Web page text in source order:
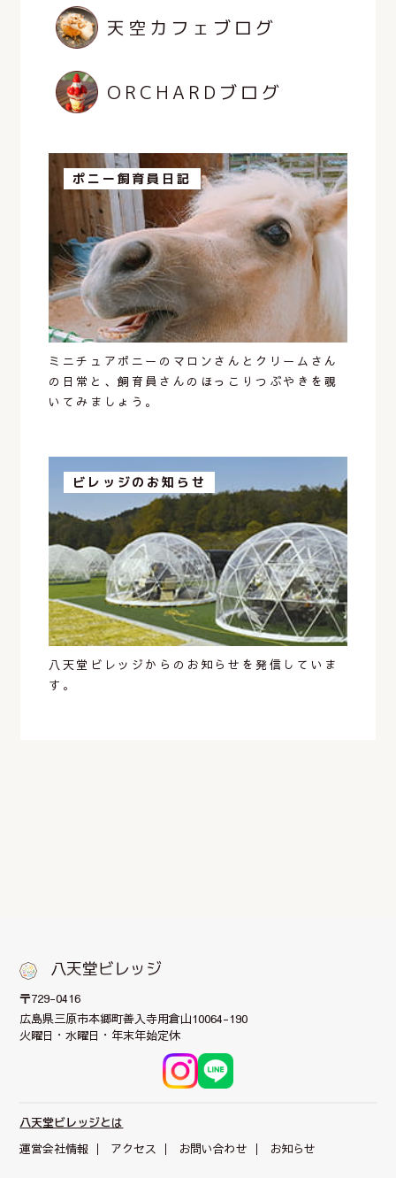
天空カフェブログ
ORCHARDブログ
ポニー飼育員日記
ミニチュアポニーのマロンさんとクリームさん
の日常と、飼育員さんのほっこりつぶやきを覗
いてみましょう。
ビレッジのお知らせ
八天堂ビレッジからのお知らせを発信していま
す。
八天堂ビレッジ
〒729-0416
広島県三原市本郷町善入寺用倉山10064-190
火曜日・水曜日・年末年始定休
八天堂ビレッジとは
運営会社情報
アクセス お問い合わせ お知らせ